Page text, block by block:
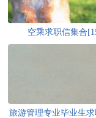
空乘求职信集合
旅游管理专业毕业生